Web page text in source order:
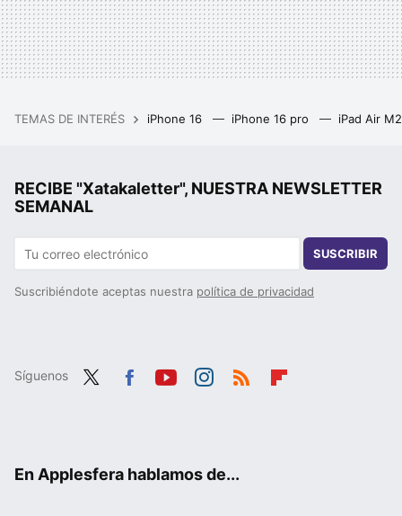
TEMAS DE INTERÉS iPhone 16 iPhone 16 pro iPad Air
RECIBE "Xatakaletter", NUESTRA NEWSLETTER
SEMANAL
SUSCRIBIR
Suscribiéndote aceptas nuestra política de privacidad
Síguenos
En Applesfera hablamos de...